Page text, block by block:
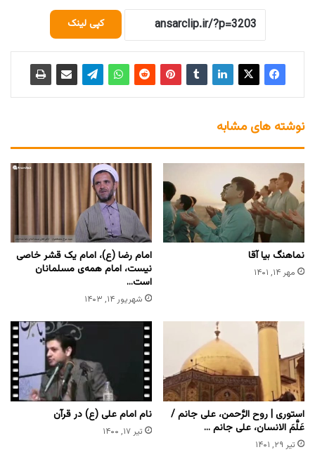
کپی لینک
نوشته های مشابه
نماهنگ بیا آقا
مهر ۱۴, ۱۴۰۱
امام رضا (ع)، امام یک قشر خاصی
نیست، امام همه‌ی مسلمانان
است…
شهریور ۱۴, ۱۴۰۳
استوری | روح الرَّحمن، علی جانم /
عَلَّمَ الانسان، علی جانم …
تیر ۲۹, ۱۴۰۱
نام امام علی (ع) در قرآن
تیر ۱۷, ۱۴۰۰